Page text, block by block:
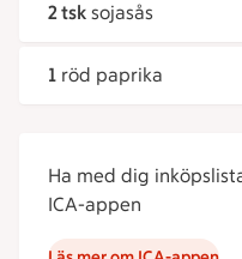
2 tsk sojasås
1 röd paprika
Ha med dig
ICA-appen